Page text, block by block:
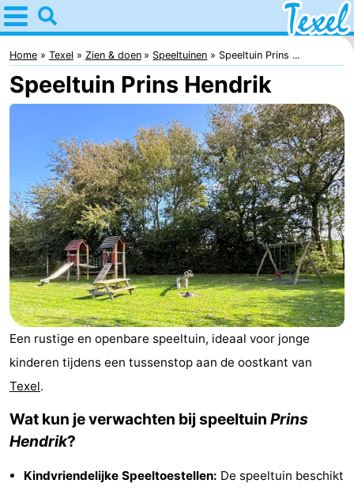
Home
Texel
Tips
kinderen
Dorpen
-
Den
Burg
-
Den
Hoorn
-
De
Cocksdorp
-
De
-
Oudeschild
De
Waal
-
Oosterend
Natuur
Mooiste
Home Texel Zien & doen Speeltuinen Speeltuin Prins ...
Speeltuin Prins Hendrik
Een rustige en openbare speeltuin, ideaal voor jonge
kinderen tijdens een tussenstop aan de oostkant van
Texel.
Wat kun je verwachten bij speeltuin Prins
Hendrik?
Kindvriendelijke Speeltoestellen: De speeltuin beschikt